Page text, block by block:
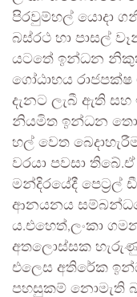
පිරවුම්හල් යොදා
බස්රථ හා පාසල්
යටතේ ඉන්ධන
ගෝඨාභය රාජපක්ෂ
දැනට ලැබී ඇති සහ
නියමිත ඉන්ධන
හල් වෙත
වරයා පවසා
මන්දිරයේදී පෙට්‍රල්
ආනයනය
ය.එහෙත්,ලංකා
අතලොස්සක
එලෙස අතිරේක
පහසුකම් නොමැති